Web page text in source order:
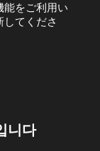
能をご利用い
てくださ
니다